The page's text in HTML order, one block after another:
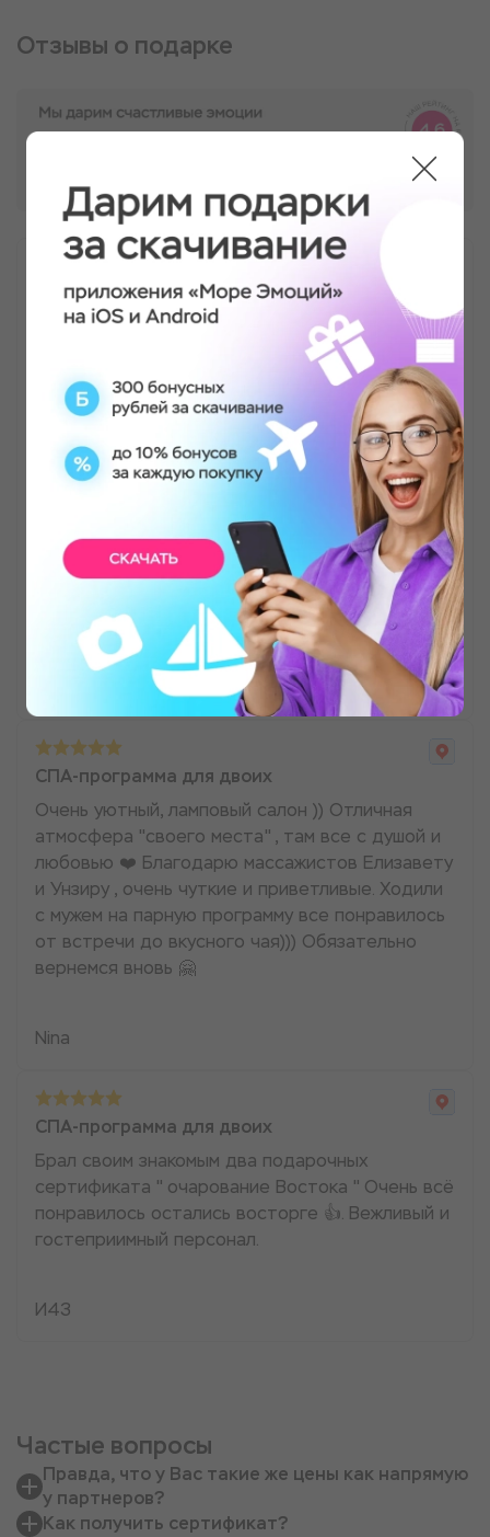
Отзывы о подарке
СПА-программа для двоих
Отзыв могу оставить только положительный!
Очень все понравилось, атмосферное место,
доброжелательные и приветливые мастера, а
главное профессионалы своего дела! Я по-
настоящему расслабилась, получила
колоссальное удовольствие от массажа, фито-
бочки и в целом от процесса🤗 Мой мужчина
тоже в восторге, сказал, что ещё пойдём. В
наше время очень важно давать телу и голове
разгружаться и вот так экологично, с заботой
о своём теле отдыхать. В этом месте у нас
это получилось!
Анастасия Гоняева
СПА-программа для двоих
Очень уютный, ламповый салон )) Отличная
атмосфера "своего места" , там все с душой и
любовью ❤️ Благодарю массажистов Елизавету
и Унзиру , очень чуткие и приветливые. Ходили
с мужем на парную программу все понравилось
от встречи до вкусного чая))) Обязательно
вернемся вновь 🤗
Nina
СПА-программа для двоих
Брал своим знакомым два подарочных
сертификата " очарование Востока " Очень всё
понравилось остались восторге 👍. Вежливый и
гостеприимный персонал.
И43
Частые вопросы
Правда, что у Вас такие же цены как напрямую
у партнеров?
Как получить сертификат?